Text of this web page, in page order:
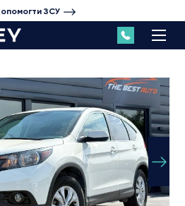
ЗСУ